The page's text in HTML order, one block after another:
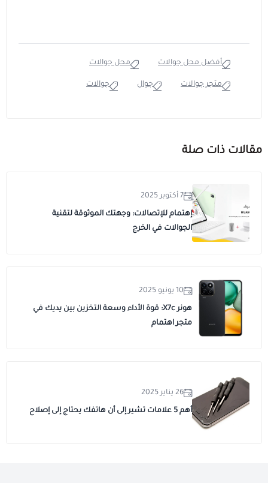
أفضل محل جوالات محل جوالات
متجر جوالات جوال جوالات
مقالات ذات صلة
7 أكتوبر 2025
إهتمام للإتصالات: وجهتك الموثوقة لتقنية
الجوالات في الخرج
10 يونيو 2025
هونر X7c: قوة الأداء وسعة التخزين بين يديك في
متجر اهتمام
26 يناير 2025
أهم 5 علامات تشير إلى أن هاتفك يحتاج إلى إصلاح